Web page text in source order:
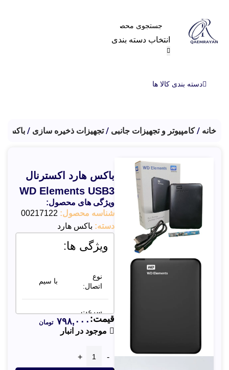
انتخاب دسته بندی
دسته بندی کالا ها
خانه کامپیوتر و تجهیزات جانبی تجهیزات ذخیره سازی باکس
باکس هارد اکسترنال
WD Elements USB3
ویژگی های محصول:
شناسه محصول: 00217122
دسته: باکس هارد
ویژگی ها:
نوع
اتصال:
با سیم
سرعت
انتقال
داده‌ها (با
3.0):
تا 5
گیگابیت بر
موجود در انبار
قیمت: ۷۹۸,۰۰۰ تومان